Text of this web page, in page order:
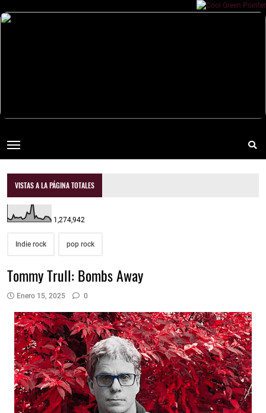
VISTAS A LA PÁGINA TOTALES
1,274,942
Indie rock pop rock
Tommy Trull: Bombs Away
Enero 15, 2025 0